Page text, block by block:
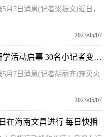
月7日消息(记者梁振文)近日，
2023/05/07
2023年南国小记者三亚俱乐部研学活动启幕 30名小记者变身小消防员 当前通讯
月7日消息(记者胡丽齐)穿灭火
2023/05/07
在海南文昌进行 每日快播